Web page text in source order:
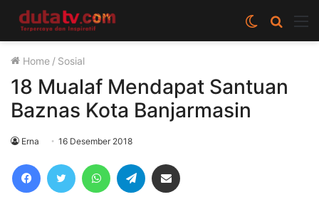
Cari
berita
Switch
skin
Home / Sosial
18 Mualaf Mendapat Santuan
Baznas Kota Banjarmasin
Erna 16 Desember 2018
FacebookTwitter WhatsAppTelegram